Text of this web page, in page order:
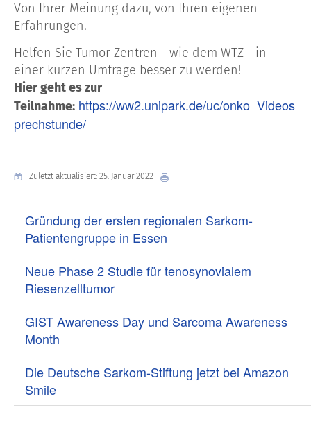
Von Ihrer Meinung dazu, von Ihren eigenen
Erfahrungen.
Helfen Sie Tumor-Zentren - wie dem WTZ - in
einer kurzen Umfrage besser zu werden!
Hier geht es zur
Teilnahme: https://ww2.unipark.de/uc/onko_Videos
prechstunde/
Zuletzt aktualisiert: 25. Januar 2022
Gründung der ersten regionalen Sarkom-
Patientengruppe in Essen
Neue Phase 2 Studie für tenosynovialem
Riesenzelltumor
GIST Awareness Day und Sarcoma Awareness
Month
Die Deutsche Sarkom-Stiftung jetzt bei Amazon
Smile